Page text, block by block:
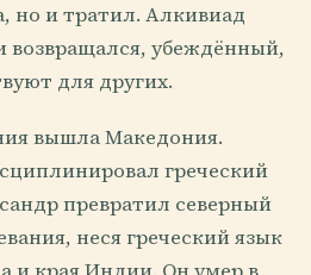
но и тратил. Алкивиад
возвращался, убеждённый,
для других.
вышла Македония.
греческий
превратил северный
неся греческий язык